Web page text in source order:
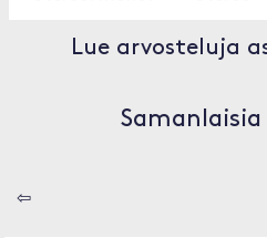
Lue arvosteluja
⇦